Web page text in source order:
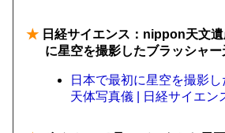
★ 日経サイエンス：nippon天文
に星空を撮影したブラッシャー
日本で最初に星空を撮影
天体写真儀 | 日経サイエン